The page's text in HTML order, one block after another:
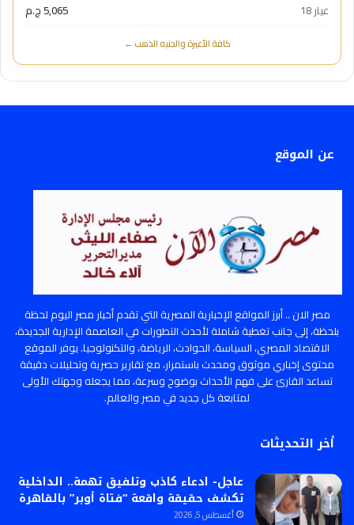
عيار 18
5,065 ج.م
كافة الأعيرة والجنيه الذهب ←
عن الموقع
مصر الان .. أبرز المواقع الإخبارية المصرية التي تقدم أخبار مصر اليوم لحظة
بلحظة، إلى جانب تغطية شاملة لأحدث التطورات في العاصمة الإدارية الجديدة،
الاقتصاد المصري، السياسة، الحوادث، الرياضة، والتكنولوجيا. يوفر الموقع
محتوى إخباري موثوق ومحدث باستمرار، مع تقارير حصرية وتحليلات دقيقة
تساعد القارئ على فهم الأحداث بوضوح وسرعة، مما يجعله وجهتك الأولى
لمتابعة كل جديد في مصر والعالم.
أخر التحديثات
عاجل- ادعاء كاذب وتلفيق تهمة.. الداخلية
تكشف حقيقة واقعة “فتاة أوبر” بالقاهرة
أغسطس 5, 2026